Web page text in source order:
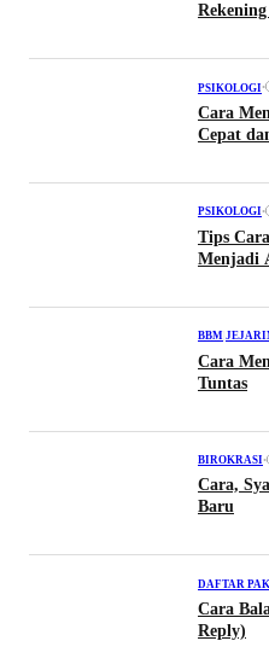
PSIKOLOGI •
Cara
Cepat
PSIKOLOGI •
Tips
Menjadi
BBM
Cara
Tuntas
BIROKRASI •
Cara,
Baru
DAFTAR
Cara
Reply)